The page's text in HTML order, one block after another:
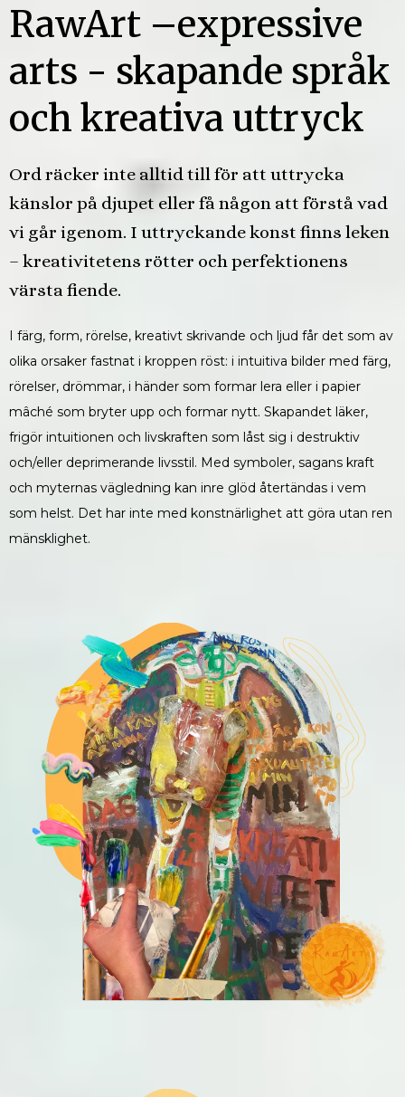
RawArt –expressive
arts - skapande språk
och kreativa uttryck
Ord räcker inte alltid till för att uttrycka
känslor på djupet eller få någon att förstå vad
vi går igenom. I uttryckande konst finns leken
– kreativitetens rötter och perfektionens
värsta fiende.
I färg, form, rörelse, kreativt skrivande och ljud får det som av
olika orsaker fastnat i kroppen röst: i intuitiva bilder med färg,
rörelser, drömmar, i händer som formar lera eller i papier
mâché som bryter upp och formar nytt. Skapandet läker,
frigör intuitionen och livskraften som låst sig i destruktiv
och/eller deprimerande livsstil. Med symboler, sagans kraft
och myternas vägledning kan inre glöd återtändas i vem
som helst. Det har inte med konstnärlighet att göra utan ren
mänsklighet.